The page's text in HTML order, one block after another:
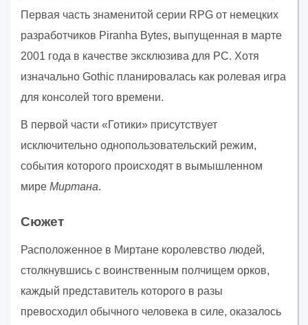
Первая часть знаменитой серии RPG от немецких
разработчиков Piranha Bytes, выпущенная в марте
2001 года в качестве эксклюзива для PC. Хотя
изначально Gothic планировалась как ролевая игра
для консолей того времени.
В первой части «Готики» присутствует
исключительно однопользовательский режим,
события которого происходят в вымышленном
мире Миртана.
Сюжет
Расположенное в Миртане королевство людей,
столкнувшись с воинственным полчищем орков,
каждый представитель которого в разы
превосходил обычного человека в силе, оказалось